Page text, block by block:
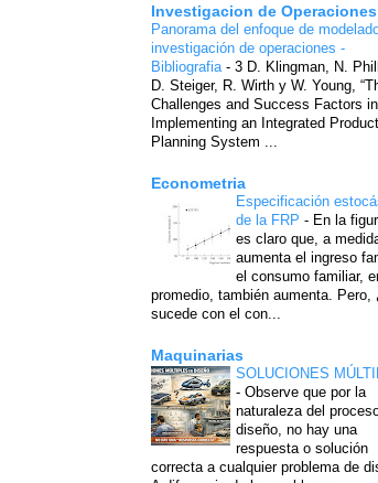
Investigacion de Operaciones
Panorama del enfoque de
investigación de operaciones -
Bibliografia - 3 D. Klingman, N.
D. Steiger, R. Wirth y W. Young,
Challenges and Success Factors in
Implementing an Integrated
Planning System ...
Econometria
Especificación
de la FRP - En la
es claro que, a
aumenta el ingreso
el consumo familiar,
promedio, también aumenta. Pero,
sucede con el con...
Maquinarias
SOLUCIONES
- Observe que por la
naturaleza del
diseño, no hay una
respuesta o solución
correcta a cualquier problema de